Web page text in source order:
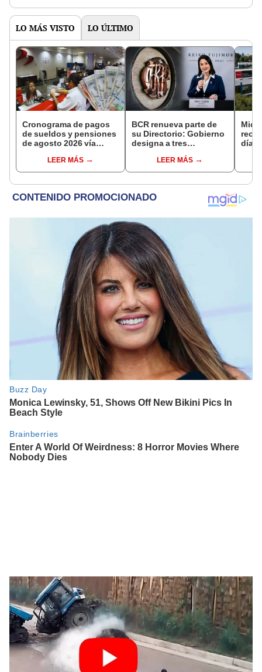
LO MÁS VISTO LO ÚLTIMO
Cronograma de pagos
de sueldos y pensiones
de agosto 2026 vía
conoce las fechas de
depósito
LEER MÁS
BCR renueva parte de
su Directorio: Gobierno
designa a tres
EjecutivoLEER MÁS
días: